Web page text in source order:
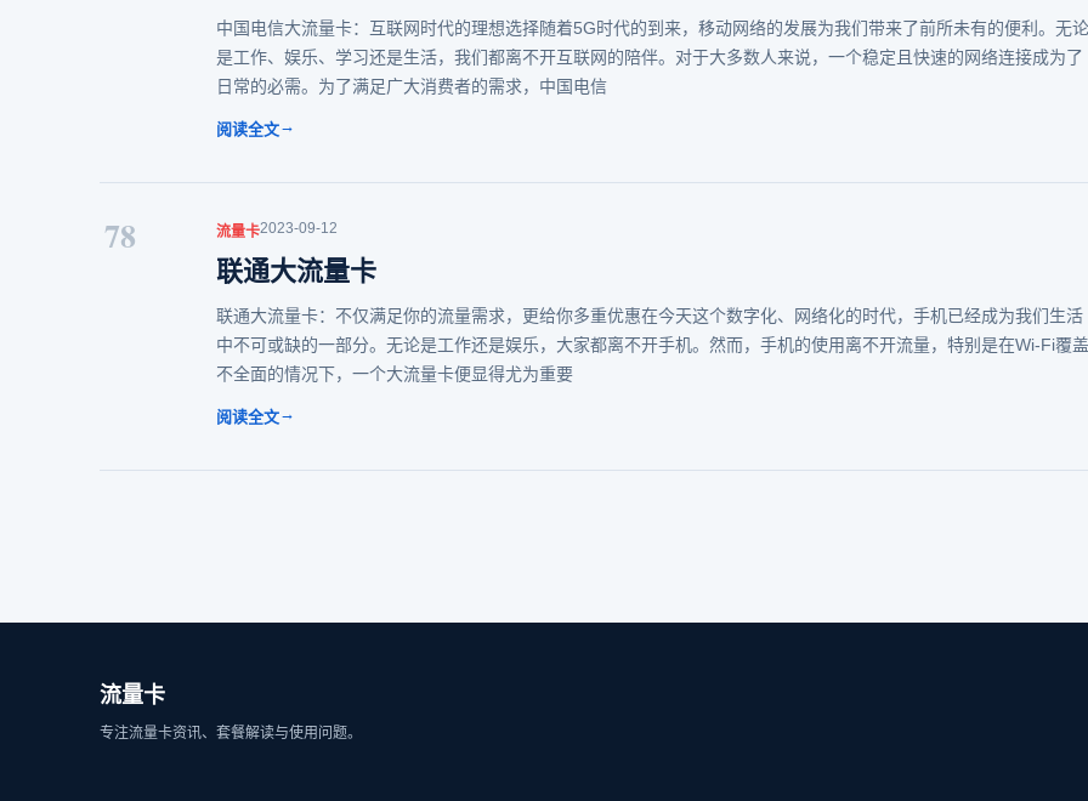
中国电信大流量卡：互联网时代的理想选择随着5G时代的到来，移动网络的发展为我们带来了前所未有的便利。无论
是工作、娱乐、学习还是生活，我们都离不开互联网的陪伴。对于大多数人来说，一个稳定且快速的网络连接成为了
日常的必需。为了满足广大消费者的需求，中国电信
阅读全文→
78 流量卡2023-09-12
联通大流量卡
联通大流量卡：不仅满足你的流量需求，更给你多重优惠在今天这个数字化、网络化的时代，手机已经成为我们生活
中不可或缺的一部分。无论是工作还是娱乐，大家都离不开手机。然而，手机的使用离不开流量，特别是在Wi-Fi覆盖
不全面的情况下，一个大流量卡便显得尤为重要
阅读全文→
流量卡
专注流量卡资讯、套餐解读与使用问题。